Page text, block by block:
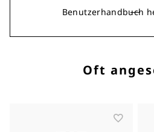
Benutzerhandbuch
Oft